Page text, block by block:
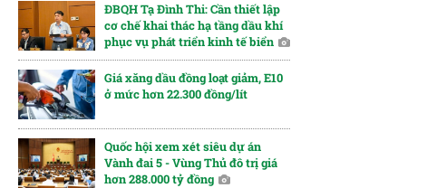
ĐBQH Tạ Đình Thi: Cần thiết lập
cơ chế khai thác hạ tầng dầu khí
phục vụ phát triển kinh tế biển
Giá xăng dầu đồng loạt giảm, E10
ở mức hơn 22.300 đồng/lít
Quốc hội xem xét siêu dự án
Vành đai 5 - Vùng Thủ đô trị giá
hơn 288.000 tỷ đồng